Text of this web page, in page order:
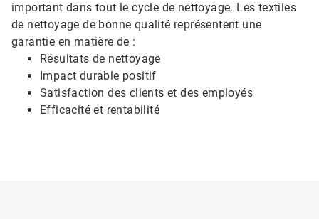
important dans tout le cycle de nettoyage. Les textiles
de nettoyage de bonne qualité représentent une
garantie en matière de :
Résultats de nettoyage
Impact durable positif
Satisfaction des clients et des employés
Efficacité et rentabilité